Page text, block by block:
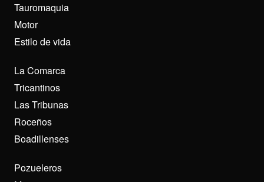
Tauromaquia
Motor
Estilo de vida
La Comarca
Tricantinos
Las Tribunas
Roceños
Boadillenses
Pozueleros